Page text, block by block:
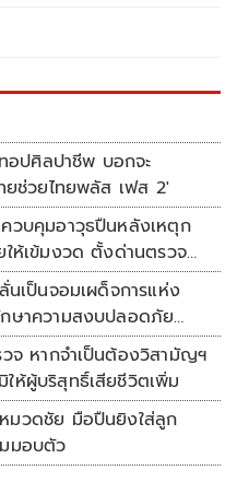
อปศิลปาชีพ บอกจะ
ยช่วยไทยพลัส เฟส 2'
วบคุมอาวุธปืนหลังเหตุก
ห้เข้มงวด ตั้งด่านตรวจ
เป็นจอมเผด็จการแห่ง
ษาความสงบปลอดภัย
จ หากจำเป็นต้องวิสามัญฯ
ห้ผู้บริสุทธิ์เสียชีวิตเพิ่ม
มวดชัย มือปืนยิงใส่ลูก
มอบตัว